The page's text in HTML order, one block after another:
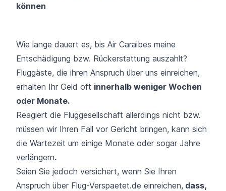
können
Wie lange dauert es, bis Air Caraibes meine
Entschädigung bzw. Rückerstattung auszahlt?
Fluggäste, die ihren Anspruch über uns einreichen,
erhalten Ihr Geld oft innerhalb weniger Wochen
oder Monate.
Reagiert die Fluggesellschaft allerdings nicht bzw.
müssen wir Ihren Fall vor Gericht bringen, kann sich
die Wartezeit um einige Monate oder sogar Jahre
verlängern.
Seien Sie jedoch versichert, wenn Sie Ihren
Anspruch über Flug-Verspaetet.de einreichen, dass,